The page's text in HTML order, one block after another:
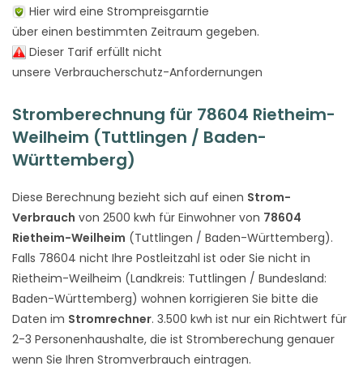
Hier wird eine Strompreisgarntie
über einen bestimmten Zeitraum gegeben.
Dieser Tarif erfüllt nicht
unsere Verbraucherschutz-Anfordernungen
Stromberechnung für 78604 Rietheim-
Weilheim (Tuttlingen / Baden-
Württemberg)
Diese Berechnung bezieht sich auf einen Strom-
Verbrauch von 2500 kwh für Einwohner von 78604
Rietheim-Weilheim (Tuttlingen / Baden-Württemberg).
Falls 78604 nicht Ihre Postleitzahl ist oder Sie nicht in
Rietheim-Weilheim (Landkreis: Tuttlingen / Bundesland:
Baden-Württemberg) wohnen korrigieren Sie bitte die
Daten im Stromrechner. 3.500 kwh ist nur ein Richtwert für
2-3 Personenhaushalte, die ist Stromberechung genauer
wenn Sie Ihren Stromverbrauch eintragen.